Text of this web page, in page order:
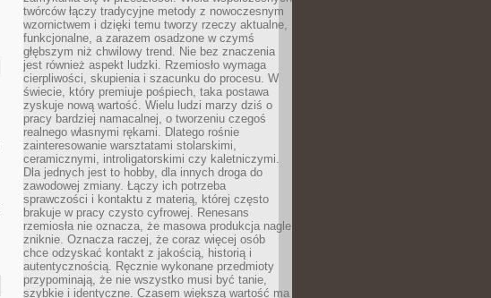
twórców łączy tradycyjne metody z nowoczesnym
wzornictwem i dzięki temu tworzy rzeczy aktualne,
funkcjonalne, a zarazem osadzone w czymś
głębszym niż chwilowy trend. Nie bez znaczenia
jest również aspekt ludzki. Rzemiosło wymaga
cierpliwości, skupienia i szacunku do procesu. W
świecie, który premiuje pośpiech, taka postawa
zyskuje nową wartość. Wielu ludzi marzy dziś o
pracy bardziej namacalnej, o tworzeniu czegoś
realnego własnymi rękami. Dlatego rośnie
zainteresowanie warsztatami stolarskimi,
ceramicznymi, introligatorskimi czy kaletniczymi.
Dla jednych jest to hobby, dla innych droga do
zawodowej zmiany. Łączy ich potrzeba
sprawczości i kontaktu z materią, której często
brakuje w pracy czysto cyfrowej. Renesans
rzemiosła nie oznacza, że masowa produkcja nagle
zniknie. Oznacza raczej, że coraz więcej osób
chce odzyskać kontakt z jakością, historią i
autentycznością. Ręcznie wykonane przedmioty
przypominają, że nie wszystko musi być tanie,
szybkie i identyczne. Czasem większą wartość ma